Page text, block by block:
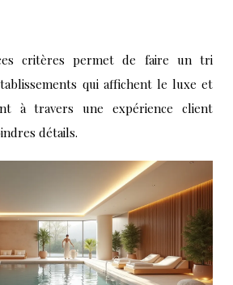
critères permet de faire un tri
qui affichent le luxe et
à travers une expérience client
détails.